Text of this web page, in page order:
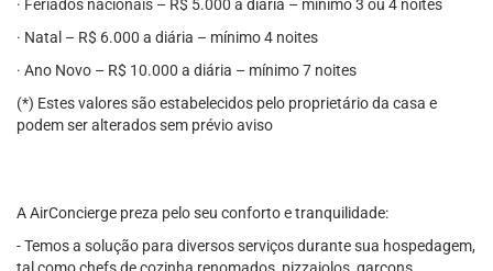
· Feriados nacionais – R$ 5.000 a diária – mínimo 3 ou 4 noites
· Natal – R$ 6.000 a diária – mínimo 4 noites
· Ano Novo – R$ 10.000 a diária – mínimo 7 noites
(*) Estes valores são estabelecidos pelo proprietário da casa e
podem ser alterados sem prévio aviso
A AirConcierge preza pelo seu conforto e tranquilidade:
- Temos a solução para diversos serviços durante sua hospedagem,